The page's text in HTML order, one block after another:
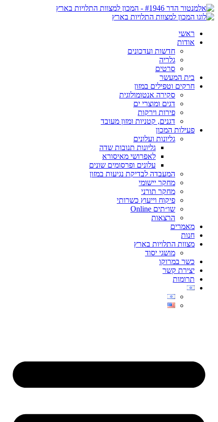
ראשי
אודות
חדשות ועדכונים
גלריה
סרטים
בית המעשר
חרקים וטפילים במזון
סקירה אנטומולוגית
דגים ומוצרי ים
פירות וירקות
דגנים, קטניות ומזון מעובד
פעילות המכון
גליונות ועלונים
גליונות תנובות שדה
לאפרושי מאיסורא
עלונים ופרסומים שונים
המעבדה לבדיקת נגיעות במזון
מחקר יישומי
מחקר תורני
פיקוח וייעוץ כשרותי
שו״תים Online
הרצאות
מאמרים
חנות
מצוות התלויות בארץ
מושגי יסוד
כשר במרוקו
יצירת קשר
תרומות